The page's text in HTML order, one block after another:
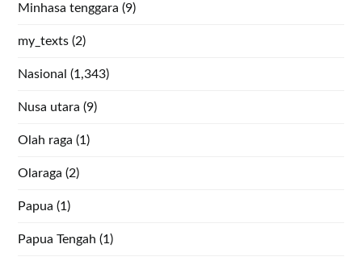
Minhasa tenggara (9)
my_texts (2)
Nasional (1,343)
Nusa utara (9)
Olah raga (1)
Olaraga (2)
Papua (1)
Papua Tengah (1)